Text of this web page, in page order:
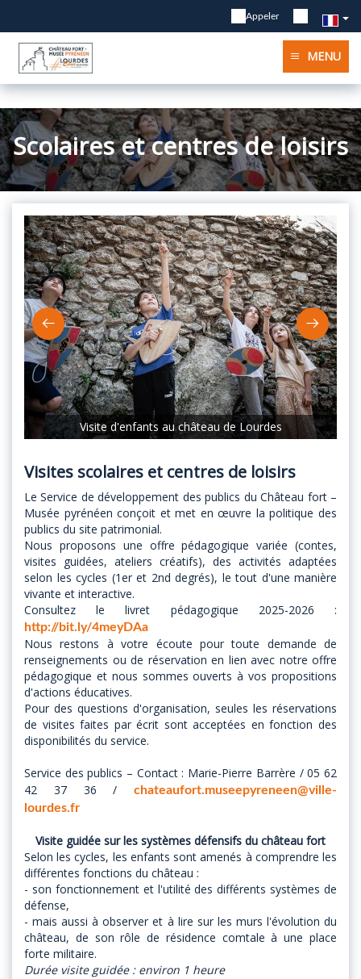
Appeler
MENU
Scolaires et centres de loisirs
Visite d'enfants au château de Lourdes
Visites scolaires et centres de loisirs
Le Service de développement des publics du Château fort –
Musée pyrénéen conçoit et met en œuvre la politique des
publics du site patrimonial.
Nous proposons une offre pédagogique variée (contes,
visites guidées, ateliers créatifs), des activités adaptées
selon les cycles (1er et 2nd degrés), le tout d'une manière
vivante et interactive.
Consultez le livret pédagogique 2025-2026 :
http://bit.ly/4meyDAa
Nous restons à votre écoute pour toute demande de
renseignements ou de réservation en lien avec notre offre
pédagogique et nous sommes ouverts à vos propositions
d'actions éducatives.
Pour des questions d'organisation, seules les réservations
de visites faites par écrit sont acceptées en fonction des
disponibilités du service.
Service des publics – Contact : Marie-Pierre Barrère / 05 62
42 37 36 / chateaufort.museepyreneen@ville-
lourdes.fr
Visite guidée sur les systèmes défensifs du château fort
Selon les cycles, les enfants sont amenés à comprendre les
différentes fonctions du château :
- son fonctionnement et l'utilité des différents systèmes de
défense,
- mais aussi à observer et à lire sur les murs l'évolution du
château, de son rôle de résidence comtale à une place
forte militaire.
Durée visite guidée : environ 1 heure